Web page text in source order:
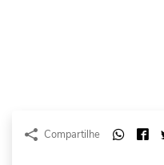
Compartilhe